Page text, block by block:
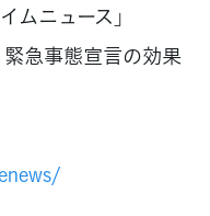
ニュース」
急事態宣言の効果